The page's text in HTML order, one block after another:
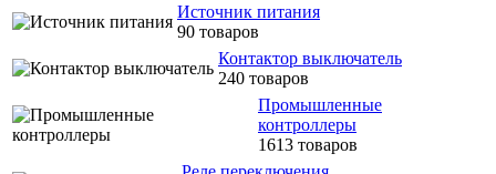
Источник питания
90 товаров
Контактор выключатель
240 товаров
Промышленные
контроллеры
1613 товаров